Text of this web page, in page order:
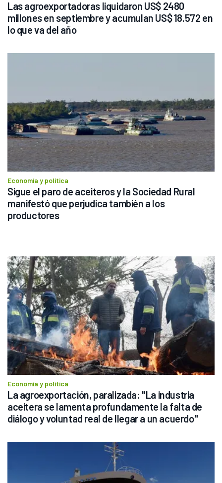
Las agroexportadoras liquidaron US$ 2480
millones en septiembre y acumulan US$ 18.572 en
lo que va del año
Economía y política
Sigue el paro de aceiteros y la Sociedad Rural
manifestó que perjudica también a los
productores
Economía y política
La agroexportación, paralizada: "La industria
aceitera se lamenta profundamente la falta de
diálogo y voluntad real de llegar a un acuerdo"